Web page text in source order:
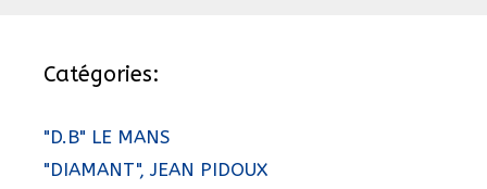
Catégories:
"D.B" LE MANS
"DIAMANT", JEAN PIDOUX